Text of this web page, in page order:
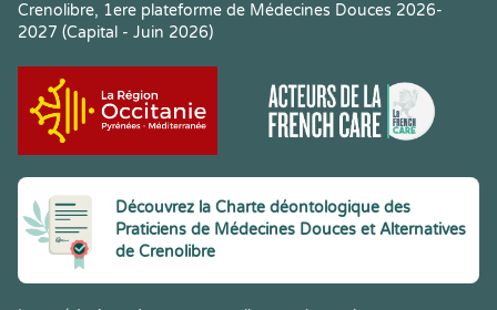
Crenolibre, 1ere plateforme de Médecines Douces 2026-
2027 (Capital - Juin 2026)
Découvrez la Charte déontologique des
Praticiens de Médecines Douces et Alternatives
de Crenolibre